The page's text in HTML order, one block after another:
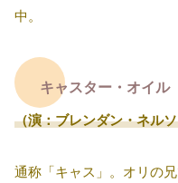
中。
キャスター・オイル
（演：ブレンダン・ネル
通称「キャス」。オリの